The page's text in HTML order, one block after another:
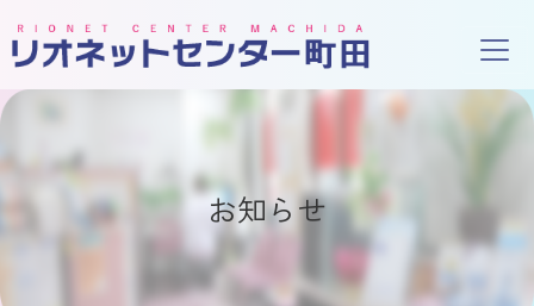
お知らせ